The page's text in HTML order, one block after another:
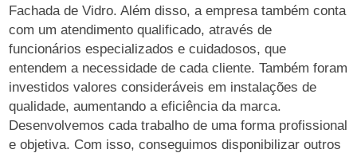
Fachada de Vidro. Além disso, a empresa também conta
com um atendimento qualificado, através de
funcionários especializados e cuidadosos, que
entendem a necessidade de cada cliente. Também foram
investidos valores consideráveis em instalações de
qualidade, aumentando a eficiência da marca.
Desenvolvemos cada trabalho de uma forma profissional
e objetiva. Com isso, conseguimos disponibilizar outros